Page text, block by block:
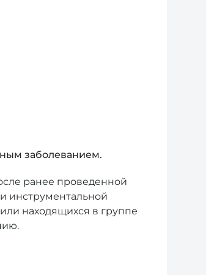
заболеванием.
ранее проведенной
инструментальной
находящихся в группе